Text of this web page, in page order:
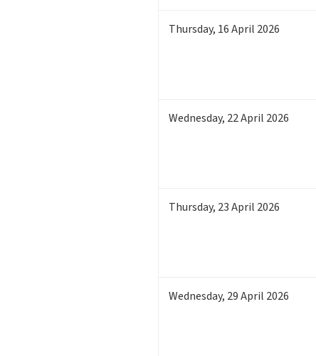
Thursday, 16April 2026
Wednesday, 22April 2026
Thursday, 23April 2026
Wednesday, 29April 2026